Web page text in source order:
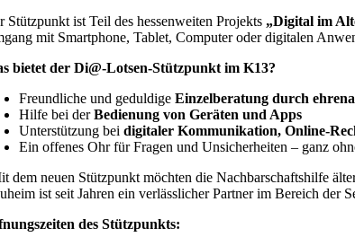
Stützpunkt ist Teil des hessenweiten Projekts „Digital im
mit Smartphone, Tablet, Computer oder digitalen
bietet der Di@-Lotsen-Stützpunkt im K13?
Freundliche und geduldigeEinzelberatung durch
Hilfe bei derBedienung von Geräten und Apps
Unterstützung beidigitaler Kommunikation, Online-
Ein offenes Ohr für Fragen und Unsicherheiten – ganz
dem neuen Stützpunkt möchten die Nachbarschaftshilfe
ist seit Jahren ein verlässlicher Partner im Bereich der
des Stützpunkts: